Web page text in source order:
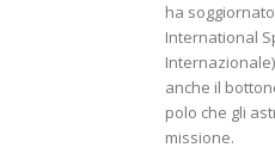
ha
International
anche il
polo che gli
missione.